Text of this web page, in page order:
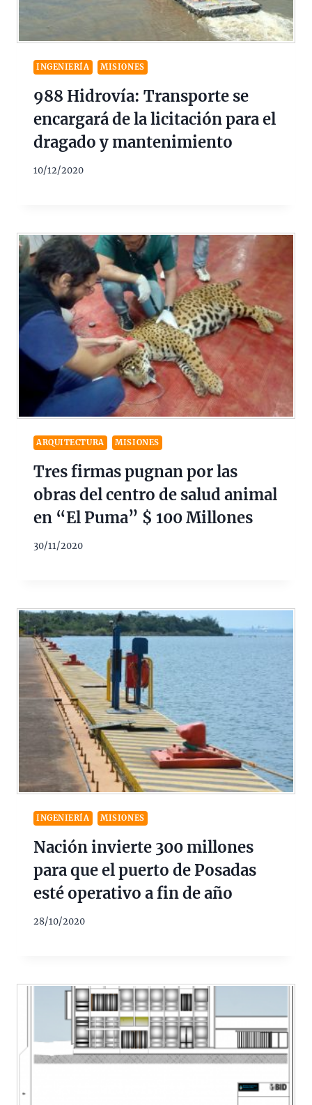
INGENIERÍA MISIONES
988 Hidrovía: Transporte se
encargará de la licitación para el
dragado y mantenimiento
10/12/2020
ARQUITECTURA MISIONES
Tres firmas pugnan por las
obras del centro de salud animal
en “El Puma” $ 100 Millones
30/11/2020
INGENIERÍA MISIONES
Nación invierte 300 millones
para que el puerto de Posadas
esté operativo a fin de año
28/10/2020